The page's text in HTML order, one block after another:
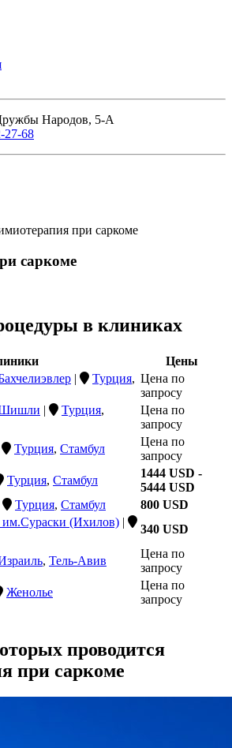
Народов, 5-А
27-68
при саркоме
саркоме
в клиниках
Цены
| Турция, Цена по
запросу
Шишли | Турция,
Цена по
запросу
Турция, Стамбул
Цена по
запросу
Турция, Стамбул
1444 USD -
5444 USD
Турция, Стамбул
800 USD
(Ихилов) |
340 USD
, Тель-Авив
Цена по
запросу
Женолье
Цена по
запросу
проводится
при саркоме